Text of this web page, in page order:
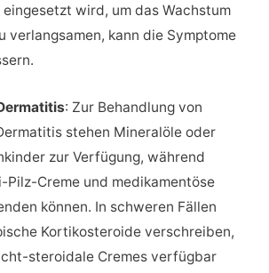
wird, um das Wachstum
verlangsamen, kann die Symptome
: Zur Behandlung von
stehen Mineralöle oder
zur Verfügung, während
Pilz-Creme und medikamentöse
können. In schweren Fällen
Kortikosteroide verschreiben,
steroidale Cremes verfügbar